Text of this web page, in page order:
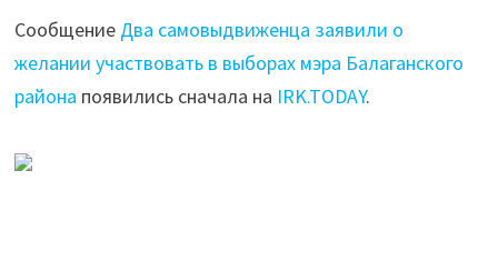
Сообщение Два самовыдвиженца заявили о
желании участвовать в выборах мэра Балаганского
района появились сначала на IRK.TODAY.